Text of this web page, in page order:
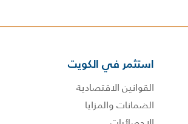
استثمر في الكويت
القوانين الاقتصادية
الضمانات والمزايا